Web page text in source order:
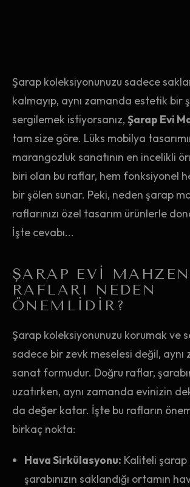
Şarap koleksiyonunuzu sadece
kalmayıp, aynı zamanda estetik bir
sergilemek istiyorsanız, Şarap Evi
tam size göre. Lüks mobilya
marangozluk sanatının en incelikli
biri olan bu raflar, hem fonksiyonel
bir şölen sunar. Peki, neden şarap
raflarınızı özel tasarım ürünlerle
İşte cevabı...
ŞARAP EVI MAHZEN
RAFLARI NEDEN
ÖNEMLIDIR?
Şarap koleksiyonunuzu korumak ve
sadece bir zevk meselesi değil,
sanat formudur. Doğru raflar,
uzatırken, aynı zamanda evinizin
da değer katar. İşte bu rafların
birkaç nokta:
Hava Sirkülasyonu: Kaliteli şarap
şarabınızın saklandığı ortamın